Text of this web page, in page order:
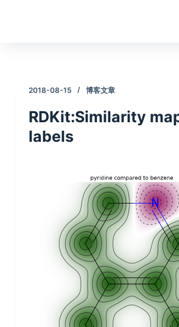
2018-08-15 博客文章
RDKit:Similarity
labels